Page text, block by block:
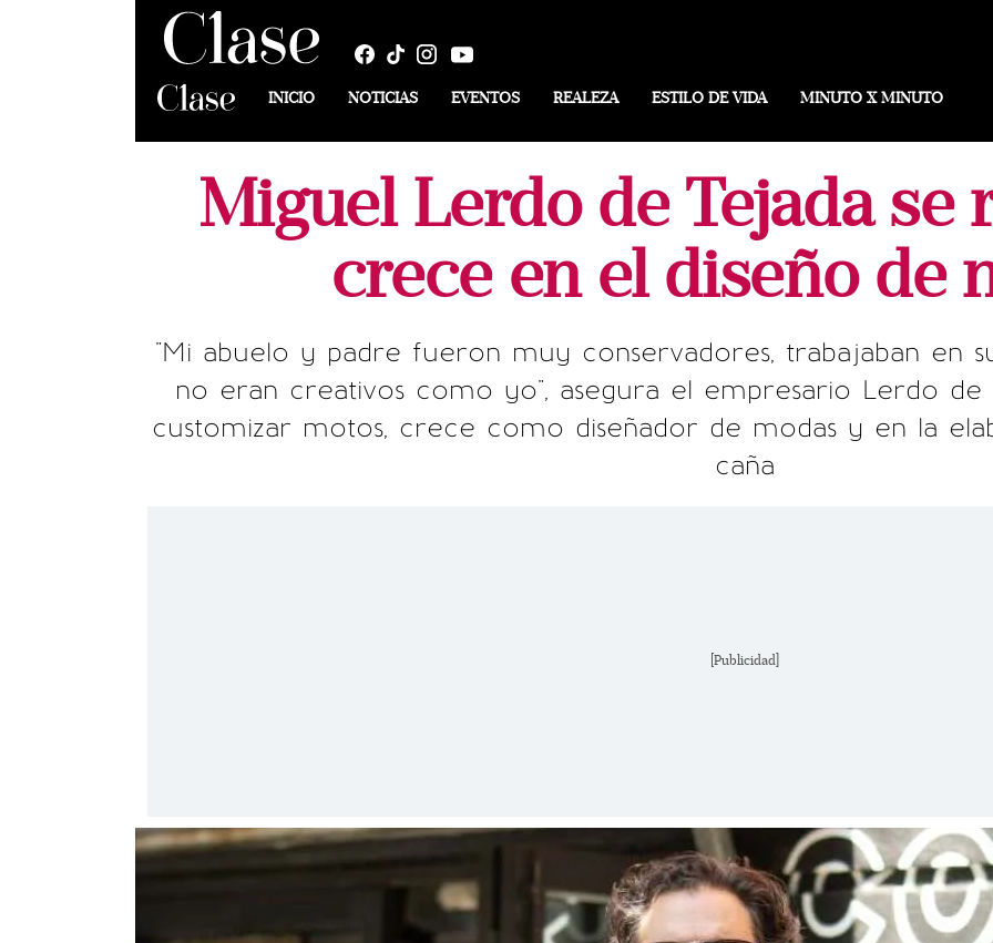
INICIO NOTICIAS EVENTOS REALEZA ESTILO DE VIDA MINUTO X MINUTO
Miguel Lerdo de Tejada se
crece en el diseño de
"Mi abuelo y padre fueron muy conservadores, trabajaban en
no eran creativos como yo", asegura el empresario Lerdo de
customizar motos, crece como diseñador de modas y en la
caña
[Publicidad]